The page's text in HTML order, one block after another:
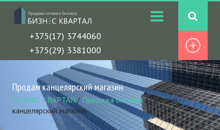
+375(17) 3744060
+375(29) 3381000
Продам канцелярский магазин
БИЗНЕС КВАРТАЛ/Продажа бизнеса/Продам
канцелярский магазин